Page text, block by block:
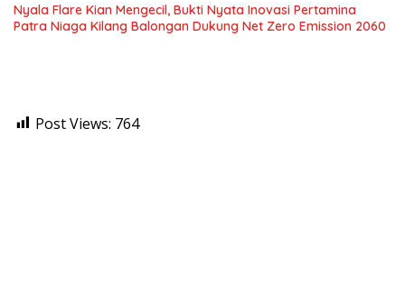
Nyala Flare Kian Mengecil, Bukti Nyata Inovasi Pertamina
Patra Niaga Kilang Balongan Dukung Net Zero Emission 2060
Post Views: 764